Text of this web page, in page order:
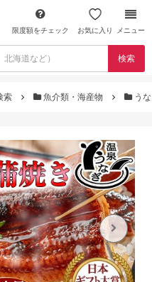
限度額をチェック お気に入り メニュー
検索
索 魚介類・海産物 う